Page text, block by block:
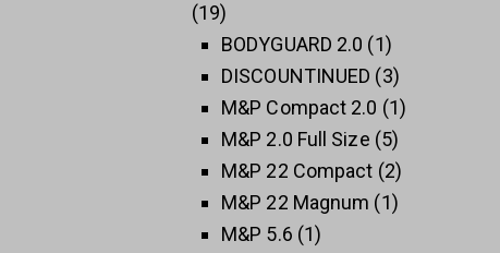
19
BODYGUARD 2.0
1
DISCOUNTINUED
3
M&P Compact 2.0 1
M&P 2.0 Full Size 5
M&P 22 Compact 2
M&P 22 Magnum
1
M&P 5.6 1